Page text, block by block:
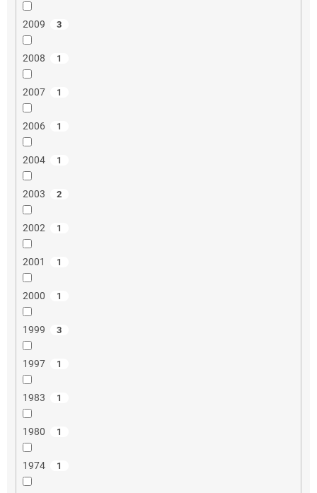
2009 3
2008 1
2007 1
2006 1
2004 1
2003 2
2002 1
2001 1
2000 1
1999 3
1997 1
1983 1
1980 1
1974 1